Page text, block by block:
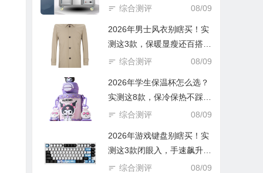
香脆！
08/09
综合测评
2026年男士风衣别瞎买！实
测这3款，保暖显瘦还百搭，
闭眼入不踩雷
08/09
综合测评
2026年学生保温杯怎么选？
实测这8款，保冷保热不踩
雷！
08/09
综合测评
2026年游戏键盘别瞎买！实
测这3款闭眼入，手速飙升不
踩雷！
08/09
综合测评